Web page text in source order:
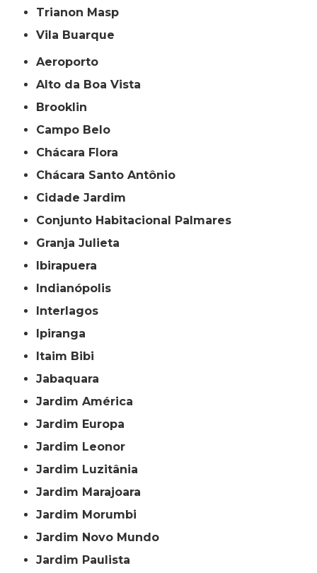
Trianon Masp
Vila Buarque
Aeroporto
Alto da Boa Vista
Brooklin
Campo Belo
Chácara Flora
Chácara Santo Antônio
Cidade Jardim
Conjunto Habitacional Palmares
Granja Julieta
Ibirapuera
Indianópolis
Interlagos
Ipiranga
Itaim Bibi
Jabaquara
Jardim América
Jardim Europa
Jardim Leonor
Jardim Luzitânia
Jardim Marajoara
Jardim Morumbi
Jardim Novo Mundo
Jardim Paulista